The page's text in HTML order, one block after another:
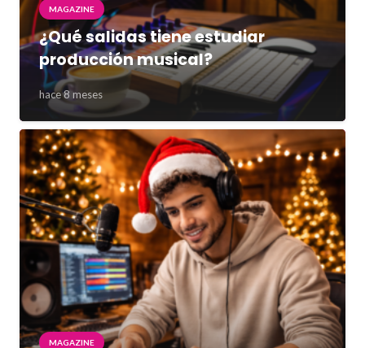
MAGAZINE
¿Qué salidas tiene estudiar
producción musical?
hace 8 meses
MAGAZINE